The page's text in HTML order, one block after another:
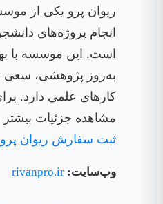
ریوان پرو یکی از
انجام پروژه‌های
است. این موسسه با
به‌روز پژوهشی، سعی
کارهای علمی دارد.
مشاهده جزئیات
ثبت سفارش ریوان پرو
وب‌سایت: rivanpro.ir